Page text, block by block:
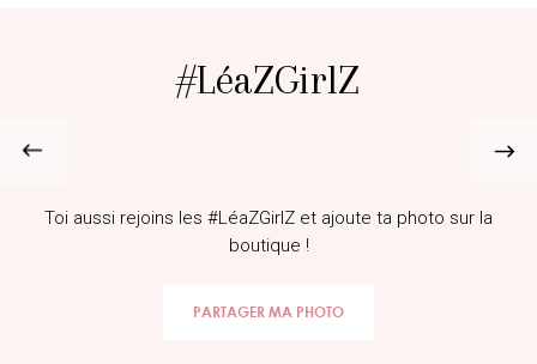
#LéaZGirlZ
Toi aussi rejoins les #LéaZGirlZ et ajoute ta photo sur la
boutique !
PARTAGER MA PHOTO